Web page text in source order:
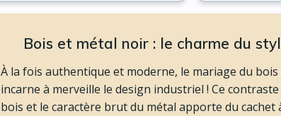
Bois et métal noir : le charme du
À la fois authentique et moderne, le mariage du
incarne à merveille le design industriel ! Ce
bois et le caractère brut du métal apporte du